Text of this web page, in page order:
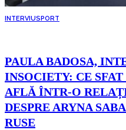
INTERVIUSPORT
PAULA BADOSA,
INSOCIETY: CE
AFLĂ ÎNTR-O
DESPRE ARYNA
RUSE